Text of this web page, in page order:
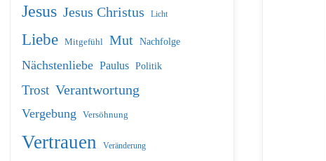
Jesus Jesus Christus Licht
Liebe Mitgefühl Mut Nachfolge
Nächstenliebe Paulus Politik
Trost Verantwortung
Vergebung Versöhnung
Vertrauen Veränderung